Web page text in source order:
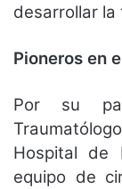
desarrollar la
Pioneros en
Por su
Hospital de
equipo de